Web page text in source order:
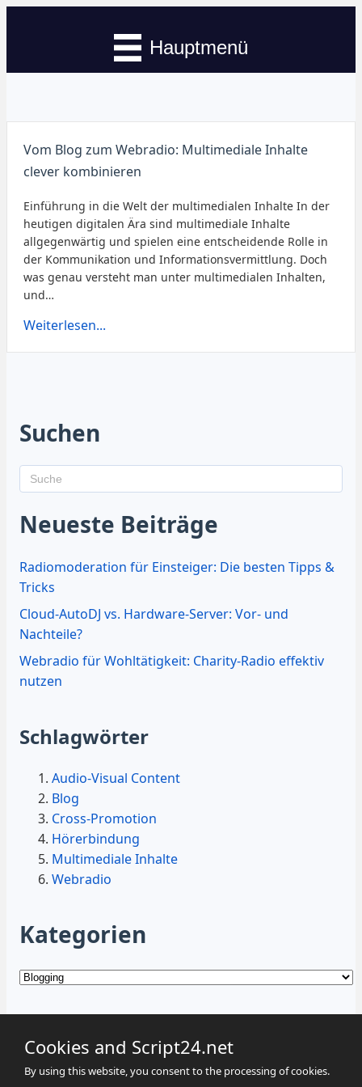
Hauptmenü
Vom Blog zum Webradio: Multimediale Inhalte
clever kombinieren
Einführung in die Welt der multimedialen Inhalte In der
heutigen digitalen Ära sind multimediale Inhalte
allgegenwärtig und spielen eine entscheidende Rolle in
der Kommunikation und Informationsvermittlung. Doch
was genau versteht man unter multimedialen Inhalten,
und…
Weiterlesen...
Suchen
Neueste Beiträge
Radiomoderation für Einsteiger: Die besten Tipps &
Tricks
Cloud-AutoDJ vs. Hardware-Server: Vor- und
Nachteile?
Webradio für Wohltätigkeit: Charity-Radio effektiv
nutzen
Schlagwörter
Audio-Visual Content
Blog
Cross-Promotion
Hörerbindung
Multimediale Inhalte
Webradio
Kategorien
Kategorien
Cookies and Script24.net
By using this website, you consent to the processing of cookies.